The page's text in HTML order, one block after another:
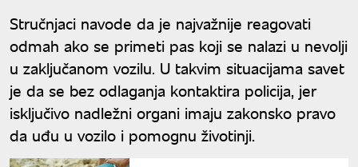
Stručnjaci navode da je najvažnije reagovati
odmah ako se primeti pas koji se nalazi u nevolji
u zaključanom vozilu. U takvim situacijama savet
je da se bez odlaganja kontaktira policija, jer
isključivo nadležni organi imaju zakonsko pravo
da uđu u vozilo i pomognu životinji.